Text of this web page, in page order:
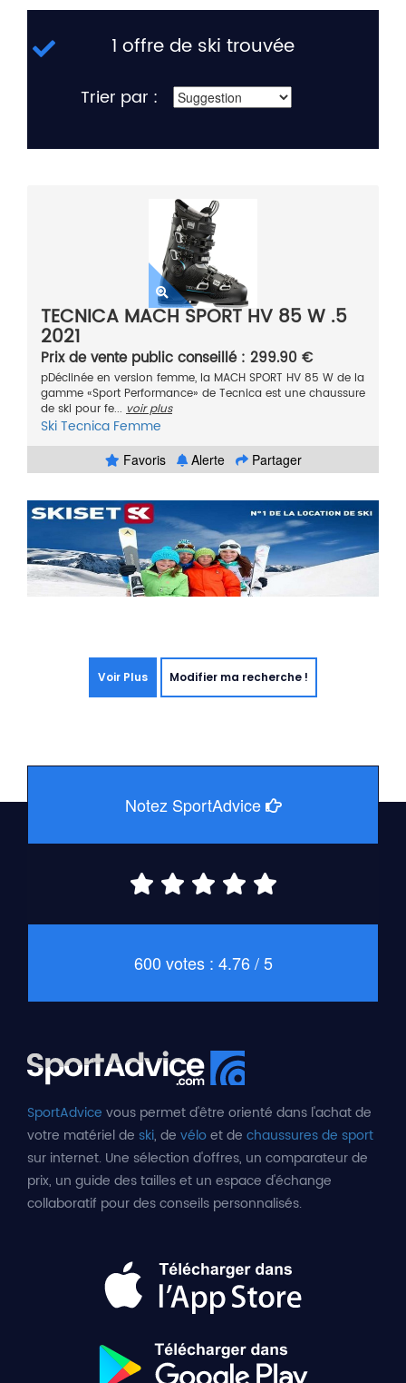
1 offre de ski trouvée
Trier par :
TECNICA MACH SPORT HV 85 W .5
2021
Prix de vente public conseillé : 299.90 €
pDéclinée en version femme, la MACH SPORT HV 85 W de la
gamme «Sport Performance» de Tecnica est une chaussure
de ski pour fe... voir plus
SkiTecnica Femme
Favoris Alerte Partager
Voir Plus Modifier ma recherche !
Notez SportAdvice
600 votes : 4.76 / 5
SportAdvice vous permet d'être orienté dans l'achat de
votre matériel de ski, de véloet de chaussures de sport
sur internet. Une sélection d'offres, un comparateur de
prix, un guide des tailles et un espace d'échange
collaboratif pour des conseils personnalisés.